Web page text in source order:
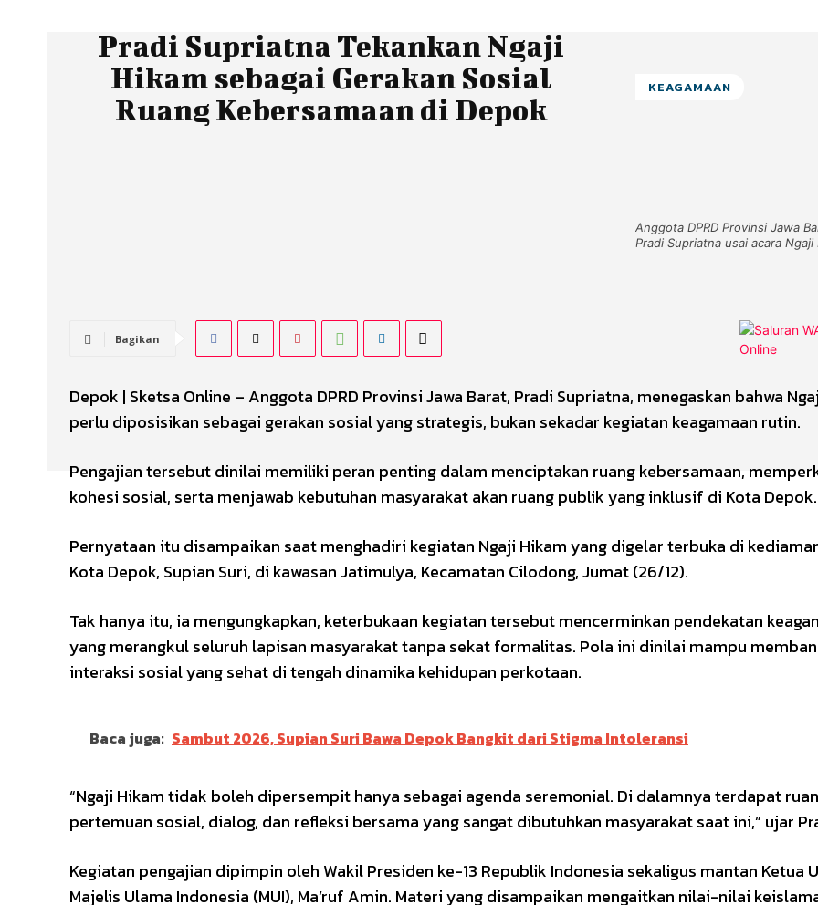
Pradi Supriatna Tekankan Ngaji
Hikam sebagai Gerakan Sosial
Ruang Kebersamaan di Depok
KEAGAMAAN
Anggota DPRD Provinsi Jawa
Pradi Supriatna usai acara
Bagikan
Depok | Sketsa Online – Anggota DPRD Provinsi Jawa Barat, Pradi Supriatna, menegaskan bahwa
perlu diposisikan sebagai gerakan sosial yang strategis, bukan sekadar kegiatan keagamaan rutin.
Pengajian tersebut dinilai memiliki peran penting dalam menciptakan ruang kebersamaan,
kohesi sosial, serta menjawab kebutuhan masyarakat akan ruang publik yang inklusif di Kota Depok.
Pernyataan itu disampaikan saat menghadiri kegiatan Ngaji Hikam yang digelar terbuka di
Kota Depok, Supian Suri, di kawasan Jatimulya, Kecamatan Cilodong, Jumat (26/12).
Tak hanya itu, ia mengungkapkan, keterbukaan kegiatan tersebut mencerminkan pendekatan
yang merangkul seluruh lapisan masyarakat tanpa sekat formalitas. Pola ini dinilai mampu
interaksi sosial yang sehat di tengah dinamika kehidupan perkotaan.
Baca juga: Sambut 2026, Supian Suri Bawa Depok Bangkit dari Stigma Intoleransi
“Ngaji Hikam tidak boleh dipersempit hanya sebagai agenda seremonial. Di dalamnya terdapat
pertemuan sosial, dialog, dan refleksi bersama yang sangat dibutuhkan masyarakat saat ini,” ujar
Kegiatan pengajian dipimpin oleh Wakil Presiden ke-13 Republik Indonesia sekaligus mantan Ketua
Majelis Ulama Indonesia (MUI), Ma’ruf Amin. Materi yang disampaikan mengaitkan nilai-nilai